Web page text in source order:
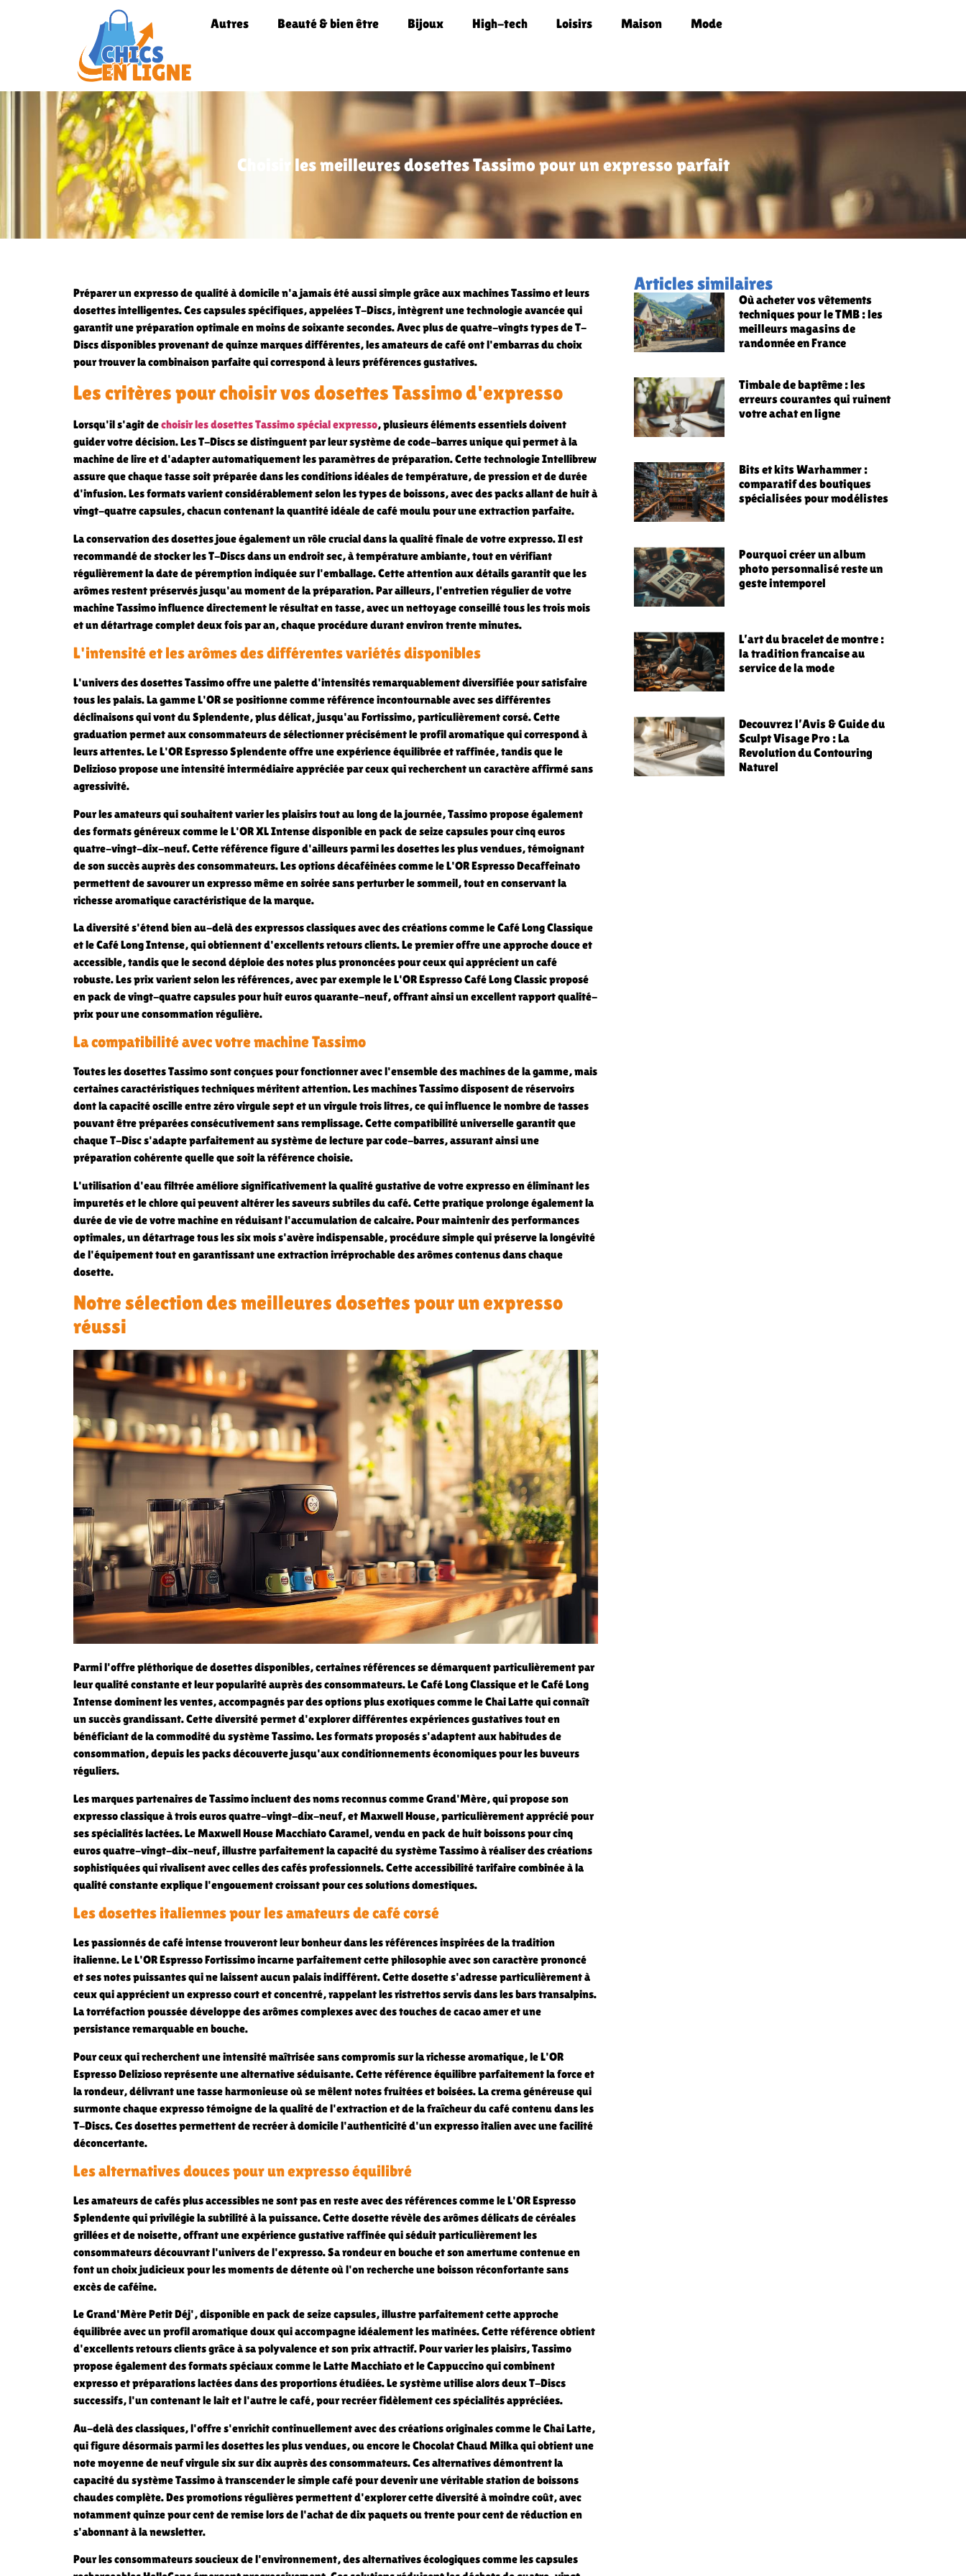
Autres Beauté & bien être Bijoux High-tech Loisirs Maison Mode
Choisir les meilleures dosettes Tassimo pour un expresso parfait
Préparer un expresso de qualité à domicile n'a jamais été aussi simple grâce aux machines Tassimo et leurs
dosettes intelligentes. Ces capsules spécifiques, appelées T-Discs, intègrent une technologie avancée qui
garantit une préparation optimale en moins de soixante secondes. Avec plus de quatre-vingts types de T-
Discs disponibles provenant de quinze marques différentes, les amateurs de café ont l'embarras du choix
pour trouver la combinaison parfaite qui correspond à leurs préférences gustatives.
Les critères pour choisir vos dosettes Tassimo d'expresso
Lorsqu'il s'agit dechoisir les dosettes Tassimo spécial expresso, plusieurs éléments essentiels doivent
guider votre décision. Les T-Discs se distinguent par leur système de code-barres unique qui permet à la
machine de lire et d'adapter automatiquement les paramètres de préparation. Cette technologie Intellibrew
assure que chaque tasse soit préparée dans les conditions idéales de température, de pression et de durée
d'infusion. Les formats varient considérablement selon les types de boissons, avec des packs allant de huit à
vingt-quatre capsules, chacun contenant la quantité idéale de café moulu pour une extraction parfaite.
La conservation des dosettes joue également un rôle crucial dans la qualité finale de votre expresso. Il est
recommandé de stocker les T-Discs dans un endroit sec, à température ambiante, tout en vérifiant
régulièrement la date de péremption indiquée sur l'emballage. Cette attention aux détails garantit que les
arômes restent préservés jusqu'au moment de la préparation. Par ailleurs, l'entretien régulier de votre
machine Tassimo influence directement le résultat en tasse, avec un nettoyage conseillé tous les trois mois
et un détartrage complet deux fois par an, chaque procédure durant environ trente minutes.
L'intensité et les arômes des différentes variétés disponibles
L'univers des dosettes Tassimo offre une palette d'intensités remarquablement diversifiée pour satisfaire
tous les palais. La gamme L'OR se positionne comme référence incontournable avec ses différentes
déclinaisons qui vont du Splendente, plus délicat, jusqu'au Fortissimo, particulièrement corsé. Cette
graduation permet aux consommateurs de sélectionner précisément le profil aromatique qui correspond à
leurs attentes. Le L'OR Espresso Splendente offre une expérience équilibrée et raffinée, tandis que le
Delizioso propose une intensité intermédiaire appréciée par ceux qui recherchent un caractère affirmé sans
agressivité.
Pour les amateurs qui souhaitent varier les plaisirs tout au long de la journée, Tassimo propose également
des formats généreux comme le L'OR XL Intense disponible en pack de seize capsules pour cinq euros
quatre-vingt-dix-neuf. Cette référence figure d'ailleurs parmi les dosettes les plus vendues, témoignant
de son succès auprès des consommateurs. Les options décaféinées comme le L'OR Espresso Decaffeinato
permettent de savourer un expresso même en soirée sans perturber le sommeil, tout en conservant la
richesse aromatique caractéristique de la marque.
La diversité s'étend bien au-delà des expressos classiques avec des créations comme le Café Long Classique
et le Café Long Intense, qui obtiennent d'excellents retours clients. Le premier offre une approche douce et
accessible, tandis que le second déploie des notes plus prononcées pour ceux qui apprécient un café
robuste. Les prix varient selon les références, avec par exemple le L'OR Espresso Café Long Classic proposé
en pack de vingt-quatre capsules pour huit euros quarante-neuf, offrant ainsi un excellent rapport qualité-
prix pour une consommation régulière.
La compatibilité avec votre machine Tassimo
Toutes les dosettes Tassimo sont conçues pour fonctionner avec l'ensemble des machines de la gamme, mais
certaines caractéristiques techniques méritent attention. Les machines Tassimo disposent de réservoirs
dont la capacité oscille entre zéro virgule sept et un virgule trois litres, ce qui influence le nombre de tasses
pouvant être préparées consécutivement sans remplissage. Cette compatibilité universelle garantit que
chaque T-Disc s'adapte parfaitement au système de lecture par code-barres, assurant ainsi une
préparation cohérente quelle que soit la référence choisie.
L'utilisation d'eau filtrée améliore significativement la qualité gustative de votre expresso en éliminant les
impuretés et le chlore qui peuvent altérer les saveurs subtiles du café. Cette pratique prolonge également la
durée de vie de votre machine en réduisant l'accumulation de calcaire. Pour maintenir des performances
optimales, un détartrage tous les six mois s'avère indispensable, procédure simple qui préserve la longévité
de l'équipement tout en garantissant une extraction irréprochable des arômes contenus dans chaque
dosette.
Notre sélection des meilleures dosettes pour un expresso
réussi
Parmi l'offre pléthorique de dosettes disponibles, certaines références se démarquent particulièrement par
leur qualité constante et leur popularité auprès des consommateurs. Le Café Long Classique et le Café Long
Intense dominent les ventes, accompagnés par des options plus exotiques comme le Chai Latte qui connaît
un succès grandissant. Cette diversité permet d'explorer différentes expériences gustatives tout en
bénéficiant de la commodité du système Tassimo. Les formats proposés s'adaptent aux habitudes de
consommation, depuis les packs découverte jusqu'aux conditionnements économiques pour les buveurs
réguliers.
Les marques partenaires de Tassimo incluent des noms reconnus comme Grand'Mère, qui propose son
expresso classique à trois euros quatre-vingt-dix-neuf, et Maxwell House, particulièrement apprécié pour
ses spécialités lactées. Le Maxwell House Macchiato Caramel, vendu en pack de huit boissons pour cinq
euros quatre-vingt-dix-neuf, illustre parfaitement la capacité du système Tassimo à réaliser des créations
sophistiquées qui rivalisent avec celles des cafés professionnels. Cette accessibilité tarifaire combinée à la
qualité constante explique l'engouement croissant pour ces solutions domestiques.
Les dosettes italiennes pour les amateurs de café corsé
Les passionnés de café intense trouveront leur bonheur dans les références inspirées de la tradition
italienne. Le L'OR Espresso Fortissimo incarne parfaitement cette philosophie avec son caractère prononcé
et ses notes puissantes qui ne laissent aucun palais indifférent. Cette dosette s'adresse particulièrement à
ceux qui apprécient un expresso court et concentré, rappelant les ristrettos servis dans les bars transalpins.
La torréfaction poussée développe des arômes complexes avec des touches de cacao amer et une
persistance remarquable en bouche.
Pour ceux qui recherchent une intensité maîtrisée sans compromis sur la richesse aromatique, le L'OR
Espresso Delizioso représente une alternative séduisante. Cette référence équilibre parfaitement la force et
la rondeur, délivrant une tasse harmonieuse où se mêlent notes fruitées et boisées. La crema généreuse qui
surmonte chaque expresso témoigne de la qualité de l'extraction et de la fraîcheur du café contenu dans les
T-Discs. Ces dosettes permettent de recréer à domicile l'authenticité d'un expresso italien avec une facilité
déconcertante.
Les alternatives douces pour un expresso équilibré
Les amateurs de cafés plus accessibles ne sont pas en reste avec des références comme le L'OR Espresso
Splendente qui privilégie la subtilité à la puissance. Cette dosette révèle des arômes délicats de céréales
grillées et de noisette, offrant une expérience gustative raffinée qui séduit particulièrement les
consommateurs découvrant l'univers de l'expresso. Sa rondeur en bouche et son amertume contenue en
font un choix judicieux pour les moments de détente où l'on recherche une boisson réconfortante sans
excès de caféine.
Le Grand'Mère Petit Déj', disponible en pack de seize capsules, illustre parfaitement cette approche
équilibrée avec un profil aromatique doux qui accompagne idéalement les matinées. Cette référence obtient
d'excellents retours clients grâce à sa polyvalence et son prix attractif. Pour varier les plaisirs, Tassimo
propose également des formats spéciaux comme le Latte Macchiato et le Cappuccino qui combinent
expresso et préparations lactées dans des proportions étudiées. Le système utilise alors deux T-Discs
successifs, l'un contenant le lait et l'autre le café, pour recréer fidèlement ces spécialités appréciées.
Au-delà des classiques, l'offre s'enrichit continuellement avec des créations originales comme le Chai Latte,
qui figure désormais parmi les dosettes les plus vendues, ou encore le Chocolat Chaud Milka qui obtient une
note moyenne de neuf virgule six sur dix auprès des consommateurs. Ces alternatives démontrent la
capacité du système Tassimo à transcender le simple café pour devenir une véritable station de boissons
chaudes complète. Des promotions régulières permettent d'explorer cette diversité à moindre coût, avec
notamment quinze pour cent de remise lors de l'achat de dix paquets ou trente pour cent de réduction en
s'abonnant à la newsletter.
Pour les consommateurs soucieux de l'environnement, des alternatives écologiques comme les capsules
Articles similaires
Où acheter vos vêtements
techniques pour le TMB : les
meilleurs magasins de
randonnée en France
Timbale de baptême : les
erreurs courantes qui ruinent
votre achat en ligne
Bits et kits Warhammer :
comparatif des boutiques
spécialisées pour modélistes
Pourquoi créer un album
photo personnalisé reste un
geste intemporel
L’art du bracelet de montre :
la tradition francaise au
service de la mode
Decouvrez l’Avis & Guide du
Sculpt Visage Pro : La
Revolution du Contouring
Naturel